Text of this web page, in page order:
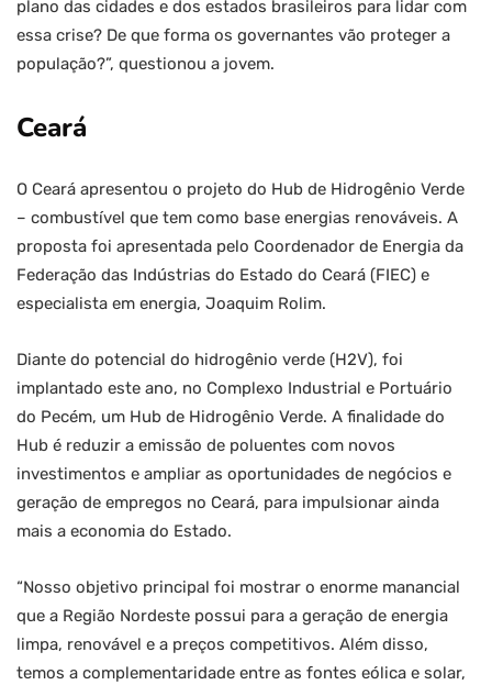
plano das cidades e dos estados brasileiros para lidar com
essa crise? De que forma os governantes vão proteger a
população?”, questionou a jovem.
Ceará
O Ceará apresentou o projeto do Hub de Hidrogênio Verde
– combustível que tem como base energias renováveis. A
proposta foi apresentada pelo Coordenador de Energia da
Federação das Indústrias do Estado do Ceará (FIEC) e
especialista em energia, Joaquim Rolim.
Diante do potencial do hidrogênio verde (H2V), foi
implantado este ano, no Complexo Industrial e Portuário
do Pecém, um Hub de Hidrogênio Verde. A finalidade do
Hub é reduzir a emissão de poluentes com novos
investimentos e ampliar as oportunidades de negócios e
geração de empregos no Ceará, para impulsionar ainda
mais a economia do Estado.
“Nosso objetivo principal foi mostrar o enorme manancial
que a Região Nordeste possui para a geração de energia
limpa, renovável e a preços competitivos. Além disso,
temos a complementaridade entre as fontes eólica e solar,